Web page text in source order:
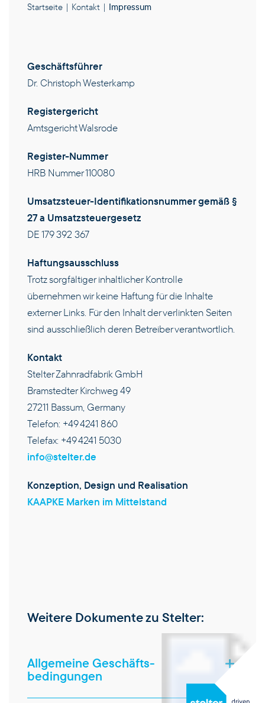
PRODUKTE
KOMPETENZEN
KARRIERE
KONTAKT
DE
Startseite | Kontakt | Impressum
Geschäftsführer
Dr. Christoph Westerkamp
Registergericht
Amtsgericht Walsrode
Register-Nummer
HRB Nummer 110080
Umsatzsteuer-Identifikationsnummer gemäß §
27 a Umsatzsteuergesetz
DE 179 392 367
Haftungsausschluss
Trotz sorgfältiger inhaltlicher Kontrolle
übernehmen wir keine Haftung für die Inhalte
externer Links. Für den Inhalt der verlinkten Seiten
sind ausschließlich deren Betreiber verantwortlich.
Kontakt
Stelter Zahnradfabrik GmbH
Bramstedter Kirchweg 49
27211 Bassum, Germany
Telefon: +49 4241 860
Telefax: +49 4241 5030
info@stelter.de
Konzeption, Design und Realisation
KAAPKE Marken im Mittelstand
Weitere Dokumente zu Stelter:
Allgemeine Geschäfts­
bedingungen